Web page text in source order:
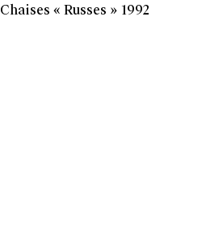
Chaises « Russes » 1992